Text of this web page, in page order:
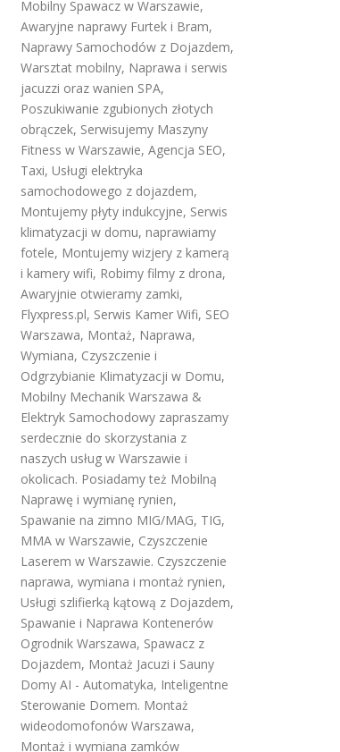
Mobilny Spawacz w Warszawie,
Awaryjne naprawy Furtek i Bram,
Naprawy Samochodów z Dojazdem,
Warsztat mobilny, Naprawa i serwis
jacuzzi oraz wanien SPA,
Poszukiwanie zgubionych złotych
obrączek, Serwisujemy Maszyny
Fitness w Warszawie, Agencja SEO,
Taxi, Usługi elektryka
samochodowego z dojazdem,
Montujemy płyty indukcyjne, Serwis
klimatyzacji w domu, naprawiamy
fotele, Montujemy wizjery z kamerą
i kamery wifi, Robimy filmy z drona,
Awaryjnie otwieramy zamki,
Flyxpress.pl, Serwis Kamer Wifi, SEO
Warszawa, Montaż, Naprawa,
Wymiana, Czyszczenie i
Odgrzybianie Klimatyzacji w Domu,
Mobilny Mechanik Warszawa &
Elektryk Samochodowy zapraszamy
serdecznie do skorzystania z
naszych usług w Warszawie i
okolicach. Posiadamy też Mobilną
Naprawę i wymianę rynien,
Spawanie na zimno MIG/MAG, TIG,
MMA w Warszawie, Czyszczenie
Laserem w Warszawie. Czyszczenie
naprawa, wymiana i montaż rynien,
Usługi szlifierką kątową z Dojazdem,
Spawanie i Naprawa Kontenerów
Ogrodnik Warszawa, Spawacz z
Dojazdem, Montaż Jacuzi i Sauny
Domy AI - Automatyka, Inteligentne
Sterowanie Domem. Montaż
wideodomofonów Warszawa,
Montaż i wymiana zamków